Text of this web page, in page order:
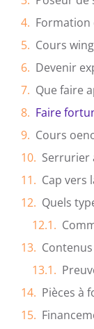
Cap vers
Pièces à